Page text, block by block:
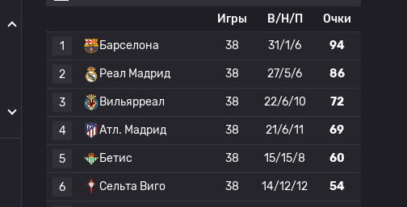
Игры В/Н/П
Очки
1
Барселона 38 31/1/6 94
2 Реал Мадрид 38 27/5/6 86
3 Вильярреал 38 22/6/10 72
4 Атл. Мадрид 38 21/6/11 69
5 Бетис 38 15/15/8 60
6 Сельта Виго 38 14/12/12 54